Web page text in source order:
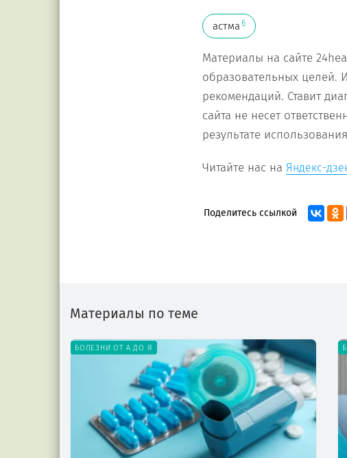
астма 6
Материалы на сайте
образовательных целей.
рекомендаций. Ставит
сайта не несет
результате
Читайте нас на Яндекс-
Поделитесь ссылкой
Материалы по теме
БОЛЕЗНИ ОТ А ДО Я